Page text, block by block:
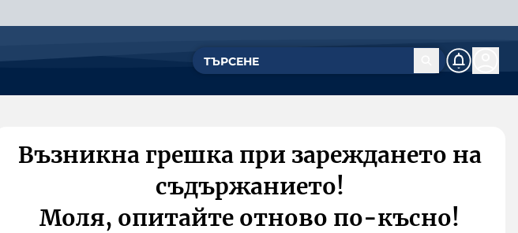
Възникна грешка при зареждането на
съдържанието!
Моля, опитайте отново по-късно!